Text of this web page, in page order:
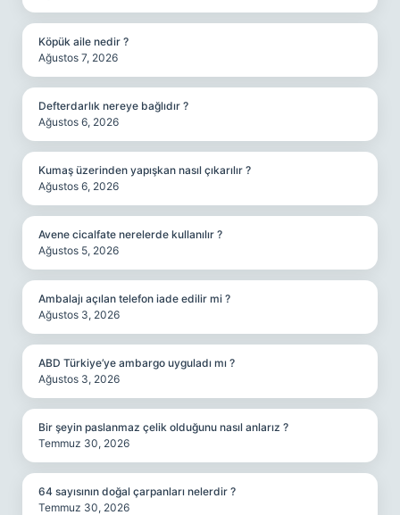
Köpük aile nedir ?
Ağustos 7, 2026
Defterdarlık nereye bağlıdır ?
Ağustos 6, 2026
Kumaş üzerinden yapışkan nasıl çıkarılır ?
Ağustos 6, 2026
Avene cicalfate nerelerde kullanılır ?
Ağustos 5, 2026
Ambalajı açılan telefon iade edilir mi ?
Ağustos 3, 2026
ABD Türkiye’ye ambargo uyguladı mı ?
Ağustos 3, 2026
Bir şeyin paslanmaz çelik olduğunu nasıl anlarız ?
Temmuz 30, 2026
64 sayısının doğal çarpanları nelerdir ?
Temmuz 30, 2026